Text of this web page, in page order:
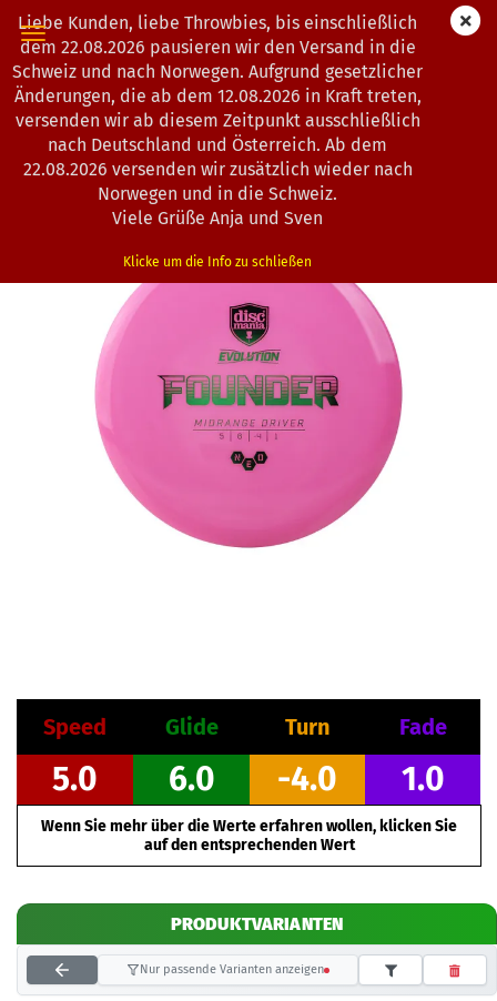
Liebe Kunden, liebe Throwbies, bis einschließlich
dem 22.08.2026 pausieren wir den Versand in die
Schweiz und nach Norwegen. Aufgrund gesetzlicher
Änderungen, die ab dem 12.08.2026 in Kraft treten,
versenden wir ab diesem Zeitpunkt ausschließlich
nach Deutschland und Österreich. Ab dem
22.08.2026 versenden wir zusätzlich wieder nach
Norwegen und in die Schweiz.
Viele Grüße Anja und Sven
Klicke um die Info zu schließen
« Erster « zurück weiter »
Letzter »
Artikel in dieser Kategorie
Discmania | Founder | Evolution Neo
0803130)
Speed Glide Turn Fade
5.0 6.0 -4.0 1.0
Wenn Sie mehr über die Werte erfahren wollen, klicken Sie
auf den entsprechenden Wert
PRODUKTVARIANTEN
Nur passende Varianten anzeigen